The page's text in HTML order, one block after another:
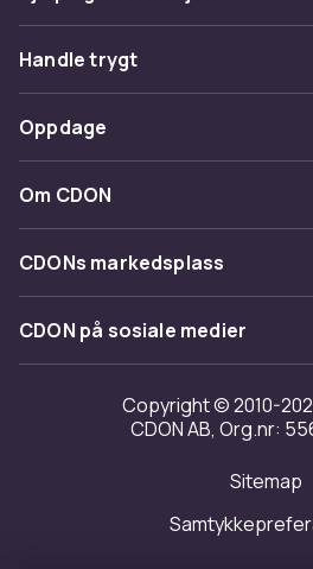
Vanlige spørsmål
Spor pakke
Angre & returner her
Kontakt oss
Handle trygt
Betaling
Levering
Tilbakekallinger
Oppdage
Kategorier
Varemerker
Om CDON
Om oss
Kundeanmeldelser
Jobbe på CDON
Investor relations
Tilgjengelighet
CDONs markedsplass
Merchant Help Center
CDON på sosiale medier
Copyright © 2010-
CDON AB, Org.nr:
Sitemap